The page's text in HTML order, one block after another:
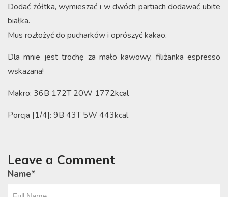
Dodać żółtka, wymieszać i w dwóch partiach dodawać ubite
białka.
Mus rozłożyć do pucharków i oprószyć kakao.
Dla mnie jest trochę za mało kawowy, filiżanka espresso
wskazana!
Makro: 36B 172T 20W 1772kcal
Porcja [1/4]: 9B 43T 5W 443kcal
Leave a Comment
Name*